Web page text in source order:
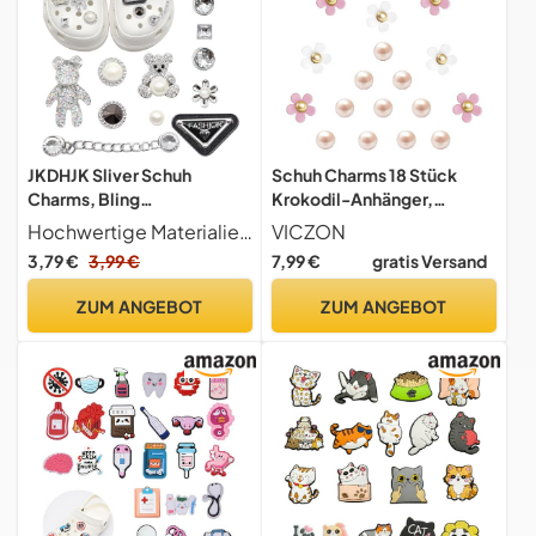
JKDHJK Sliver Schuh
Charms, Bling
Schuhanhänger Dekoration
Schmuck Design,
Schuhanstecker Glitzer,
Ideal für Kindergeburtstage
Hochwertige Materialien schuhanstecker zähne ist aus hochwertigem PVC, sicher, langlebig, wasserdicht ist eine gute Wahl für Ihr Schuhzubehör.
3,79 € 3,99 €
ZUM ANGEBOT
Schuh Charms 18 Stück
Krokodil-Anhänger,
Blumen-Anhänger für
Crocs, Schuhanstecker
Schuhanhänger für Frauen,
Knöpfen für Crocs-
Dekoration
VICZON
7,99 € gratis Versand
ZUM ANGEBOT